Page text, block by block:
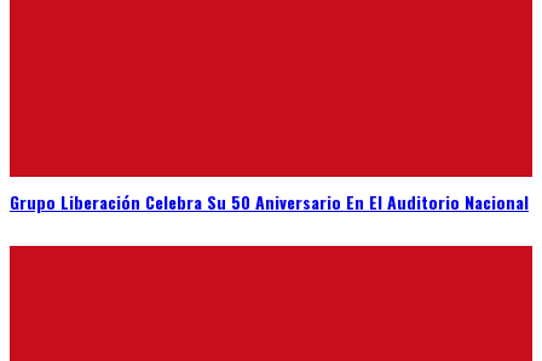
Grupo Liberación Celebra Su 50 Aniversario En El Auditorio Nacional